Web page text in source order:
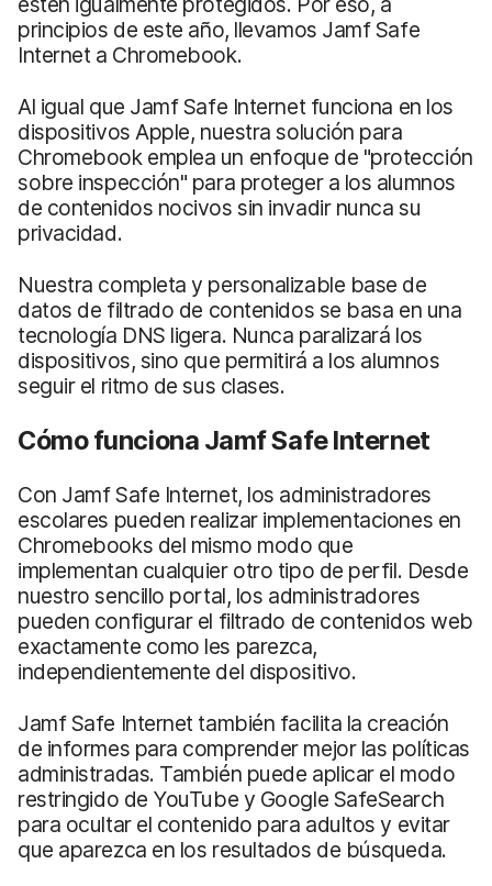
principios de este año, llevamos Jamf Safe
Internet a Chromebook.
Al igual que Jamf Safe Internet funciona en los
dispositivos Apple, nuestra solución para
Chromebook emplea un enfoque de "protección
sobre inspección" para proteger a los alumnos
de contenidos nocivos sin invadir nunca su
privacidad.
Nuestra completa y personalizable base de
datos de filtrado de contenidos se basa en una
tecnología DNS ligera. Nunca paralizará los
dispositivos, sino que permitirá a los alumnos
seguir el ritmo de sus clases.
Cómo funciona Jamf Safe Internet
Con Jamf Safe Internet, los administradores
escolares pueden realizar implementaciones en
Chromebooks del mismo modo que
implementan cualquier otro tipo de perfil. Desde
nuestro sencillo portal, los administradores
pueden configurar el filtrado de contenidos web
exactamente como les parezca,
independientemente del dispositivo.
Jamf Safe Internet también facilita la creación
de informes para comprender mejor las políticas
administradas. También puede aplicar el modo
restringido de YouTube y Google SafeSearch
para ocultar el contenido para adultos y evitar
que aparezca en los resultados de búsqueda.